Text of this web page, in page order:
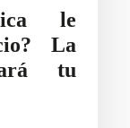
le
La
tu